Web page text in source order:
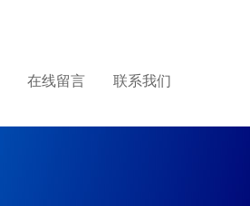
在线留言 联系我们